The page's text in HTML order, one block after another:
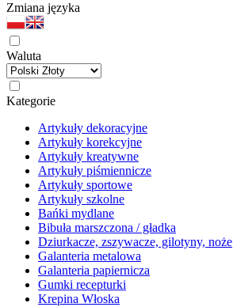
Zmiana języka
Waluta
Kategorie
Artykuły dekoracyjne
Artykuły korekcyjne
Artykuły kreatywne
Artykuły piśmiennicze
Artykuły sportowe
Artykuły szkolne
Bańki mydlane
Bibuła marszczona / gładka
Dziurkacze, zszywacze, gilotyny, noże
Galanteria metalowa
Galanteria papiernicza
Gumki recepturki
Krepina Włoska